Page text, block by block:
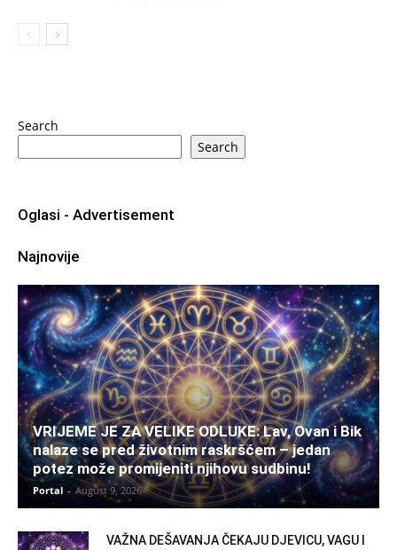
Search
Search
Oglasi - Advertisement
Najnovije
VRIJEME JE ZA VELIKE ODLUKE: Lav, Ovan i Bik
nalaze se pred životnim raskršćem – jedan
potez može promijeniti njihovu sudbinu!
Portal - August 9, 2026
VAŽNA DEŠAVANJA ČEKAJU DJEVICU, VAGU I